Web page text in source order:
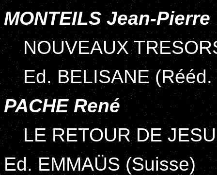
MONTEILS Jean-Pierre
NOUVEAUX
Ed. BELISANE
PACHE René
LE RETOUR DE
Ed. EMMAÜS (Suisse)